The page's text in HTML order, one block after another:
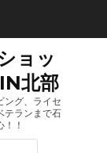
ョッ
北部
ング、ライセ
テランまで石
！